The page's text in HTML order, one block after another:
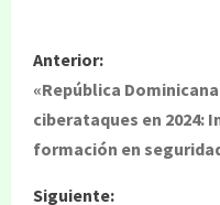
Anterior:
«República
ciberataques en 2024:
formación en
Siguiente: